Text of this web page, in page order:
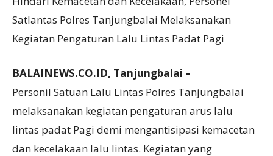
Satlantas Polres Tanjungbalai Melaksanakan
Kegiatan Pengaturan Lalu Lintas Padat Pagi
BALAINEWS.CO.ID, Tanjungbalai –
Personil Satuan Lalu Lintas Polres Tanjungbalai
melaksanakan kegiatan pengaturan arus lalu
lintas padat Pagi demi mengantisipasi kemacetan
dan kecelakaan lalu lintas. Kegiatan yang